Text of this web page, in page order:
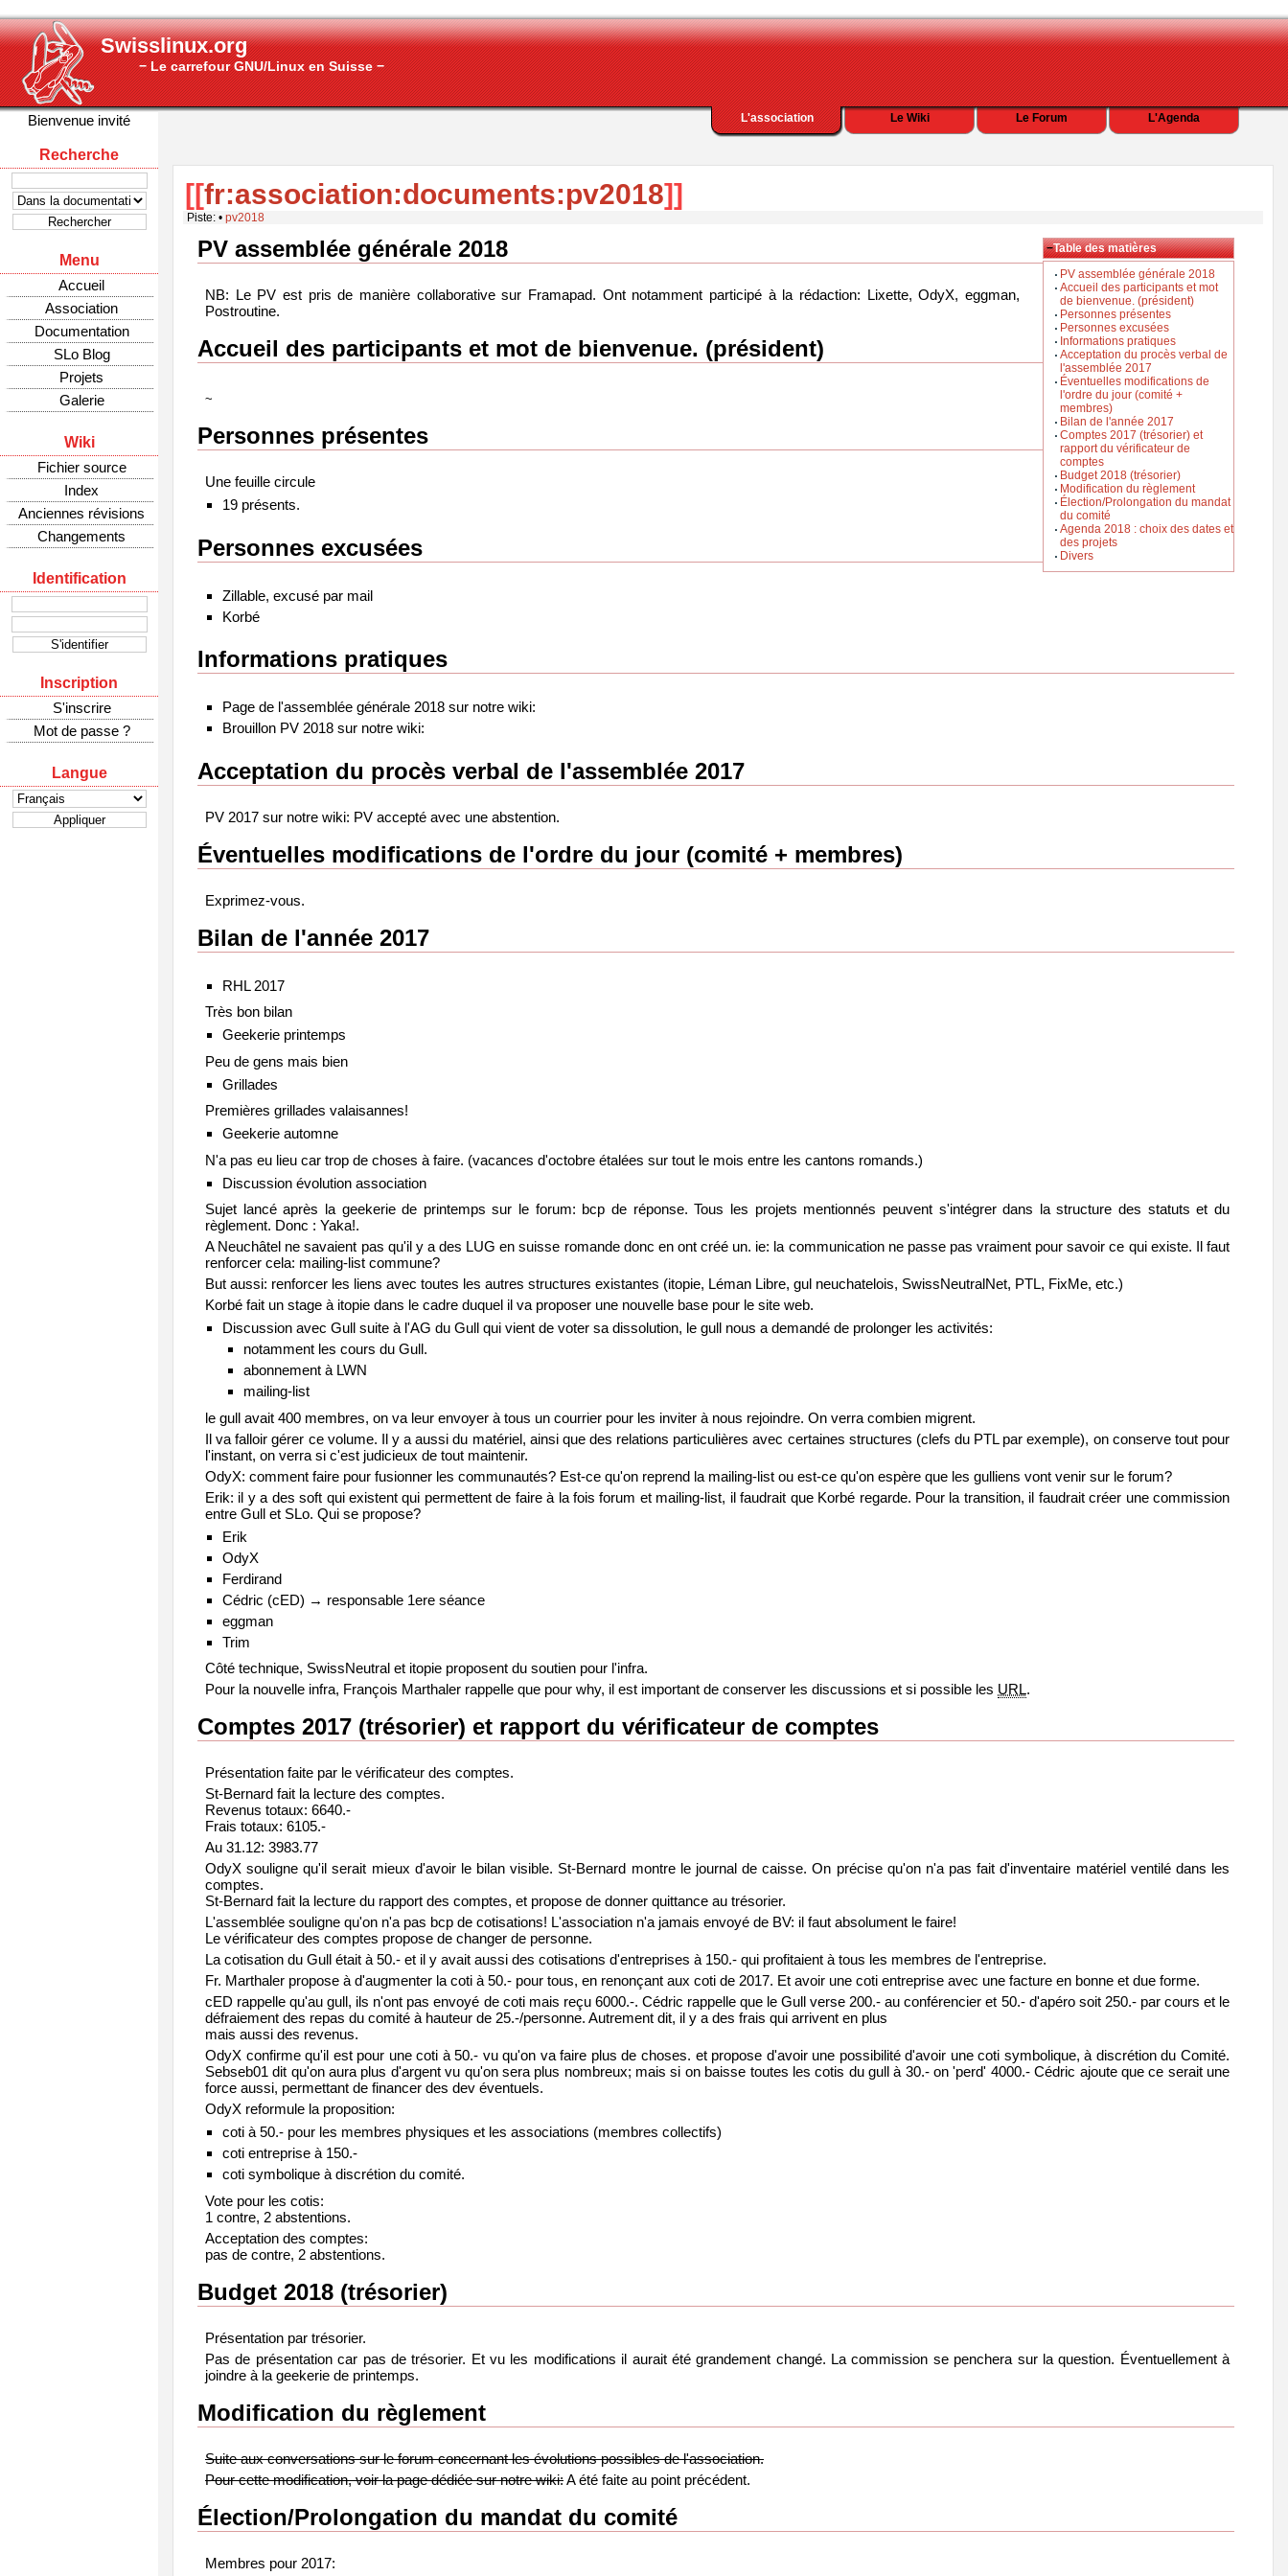
Swisslinux.org
− Le carrefour GNU/Linux en Suisse −
L'Agenda
Le Forum
Le Wiki
L'association
Bienvenue invité
Recherche
Menu
Accueil
Association
Documentation
SLo Blog
Projets
Galerie
Wiki
Fichier source
Index
Anciennes révisions
Changements
Identification
Inscription
S'inscrire
Mot de passe ?
Langue
[[fr:association:documents:pv2018]]
Piste: • pv2018
−Table des matières
PV assemblée générale 2018
Accueil des participants et mot
de bienvenue. (président)
Personnes présentes
Personnes excusées
Informations pratiques
Acceptation du procès verbal de
l'assemblée 2017
Éventuelles modifications de
l'ordre du jour (comité +
membres)
Bilan de l'année 2017
Comptes 2017 (trésorier) et
rapport du vérificateur de
comptes
Budget 2018 (trésorier)
Modification du règlement
Élection/Prolongation du mandat
du comité
Agenda 2018 : choix des dates et
des projets
Divers
PV assemblée générale 2018
NB: Le PV est pris de manière collaborative sur Framapad. Ont notamment participé à la rédaction: Lixette, OdyX, eggman,
Postroutine.
Accueil des participants et mot de bienvenue. (président)
~
Personnes présentes
Une feuille circule
19 présents.
Personnes excusées
Zillable, excusé par mail
Korbé
Informations pratiques
Page de l'assemblée générale 2018 sur notre wiki:
Brouillon PV 2018 sur notre wiki:
Acceptation du procès verbal de l'assemblée 2017
PV 2017 sur notre wiki: PV accepté avec une abstention.
Éventuelles modifications de l'ordre du jour (comité + membres)
Exprimez-vous.
Bilan de l'année 2017
RHL 2017
Très bon bilan
Geekerie printemps
Peu de gens mais bien
Grillades
Premières grillades valaisannes!
Geekerie automne
N'a pas eu lieu car trop de choses à faire. (vacances d'octobre étalées sur tout le mois entre les cantons romands.)
Discussion évolution association
Sujet lancé après la geekerie de printemps sur le forum: bcp de réponse. Tous les projets mentionnés peuvent s'intégrer dans la structure des statuts et du
règlement. Donc : Yaka!.
A Neuchâtel ne savaient pas qu'il y a des LUG en suisse romande donc en ont créé un. ie: la communication ne passe pas vraiment pour savoir ce qui existe. Il faut
renforcer cela: mailing-list commune?
But aussi: renforcer les liens avec toutes les autres structures existantes (itopie, Léman Libre, gul neuchatelois, SwissNeutralNet, PTL, FixMe, etc.)
Korbé fait un stage à itopie dans le cadre duquel il va proposer une nouvelle base pour le site web.
Discussion avec Gull suite à l'AG du Gull qui vient de voter sa dissolution, le gull nous a demandé de prolonger les activités:
notamment les cours du Gull.
abonnement à LWN
mailing-list
le gull avait 400 membres, on va leur envoyer à tous un courrier pour les inviter à nous rejoindre. On verra combien migrent.
Il va falloir gérer ce volume. Il y a aussi du matériel, ainsi que des relations particulières avec certaines structures (clefs du PTL par exemple), on conserve tout pour
l'instant, on verra si c'est judicieux de tout maintenir.
OdyX: comment faire pour fusionner les communautés? Est-ce qu'on reprend la mailing-list ou est-ce qu'on espère que les gulliens vont venir sur le forum?
Erik: il y a des soft qui existent qui permettent de faire à la fois forum et mailing-list, il faudrait que Korbé regarde. Pour la transition, il faudrait créer une commission
entre Gull et SLo. Qui se propose?
Erik
OdyX
Ferdirand
Cédric (cED) → responsable 1ere séance
eggman
Trim
Côté technique, SwissNeutral et itopie proposent du soutien pour l'infra.
Pour la nouvelle infra, François Marthaler rappelle que pour why, il est important de conserver les discussions et si possible les URL.
Comptes 2017 (trésorier) et rapport du vérificateur de comptes
Présentation faite par le vérificateur des comptes.
St-Bernard fait la lecture des comptes.
Revenus totaux: 6640.-
Frais totaux: 6105.-
Au 31.12: 3983.77
OdyX souligne qu'il serait mieux d'avoir le bilan visible. St-Bernard montre le journal de caisse. On précise qu'on n'a pas fait d'inventaire matériel ventilé dans les
comptes.
St-Bernard fait la lecture du rapport des comptes, et propose de donner quittance au trésorier.
L'assemblée souligne qu'on n'a pas bcp de cotisations! L'association n'a jamais envoyé de BV: il faut absolument le faire!
Le vérificateur des comptes propose de changer de personne.
La cotisation du Gull était à 50.- et il y avait aussi des cotisations d'entreprises à 150.- qui profitaient à tous les membres de l'entreprise.
Fr. Marthaler propose à d'augmenter la coti à 50.- pour tous, en renonçant aux coti de 2017. Et avoir une coti entreprise avec une facture en bonne et due forme.
cED rappelle qu'au gull, ils n'ont pas envoyé de coti mais reçu 6000.-. Cédric rappelle que le Gull verse 200.- au conférencier et 50.- d'apéro soit 250.- par cours et le
défraiement des repas du comité à hauteur de 25.-/personne. Autrement dit, il y a des frais qui arrivent en plus
mais aussi des revenus.
OdyX confirme qu'il est pour une coti à 50.- vu qu'on va faire plus de choses. et propose d'avoir une possibilité d'avoir une coti symbolique, à discrétion du Comité.
Sebseb01 dit qu'on aura plus d'argent vu qu'on sera plus nombreux; mais si on baisse toutes les cotis du gull à 30.- on 'perd' 4000.- Cédric ajoute que ce serait une
force aussi, permettant de financer des dev éventuels.
OdyX reformule la proposition:
coti à 50.- pour les membres physiques et les associations (membres collectifs)
coti entreprise à 150.-
coti symbolique à discrétion du comité.
Vote pour les cotis:
1 contre, 2 abstentions.
Acceptation des comptes:
pas de contre, 2 abstentions.
Budget 2018 (trésorier)
Présentation par trésorier.
Pas de présentation car pas de trésorier. Et vu les modifications il aurait été grandement changé. La commission se penchera sur la question. Éventuellement à
joindre à la geekerie de printemps.
Modification du règlement
Suite aux conversations sur le forum concernant les évolutions possibles de l'association.
Pour cette modification, voir la page dédiée sur notre wiki:A été faite au point précédent.
Élection/Prolongation du mandat du comité
Membres pour 2017: